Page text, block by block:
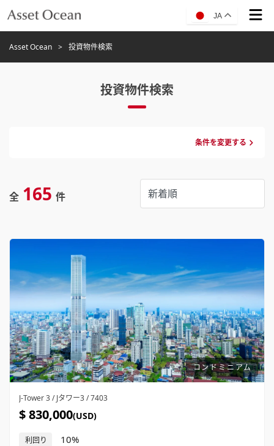
JA
Asset Ocean 投資物件検索
投資物件検索
条件を変更する
全 165 件
コンドミニアム
J-Tower 3 / Jタワー3 / 7403
$ 830,000(USD)
利回り 10%